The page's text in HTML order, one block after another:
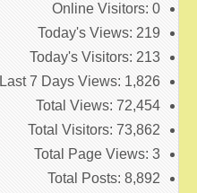
Online Visitors: 0
Today's Views: 219
Today's Visitors: 213
Last 7 Days Views: 1,826
Total Views: 72,454
Total Visitors: 73,862
Total Page Views: 3
Total Posts: 8,892